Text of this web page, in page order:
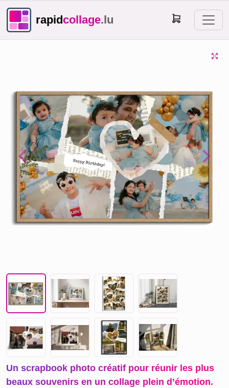
rapidcollage.lu
Previous Next
Un scrapbook photo créatif pour réunir les plus
beaux souvenirs en un collage plein d’émotion.